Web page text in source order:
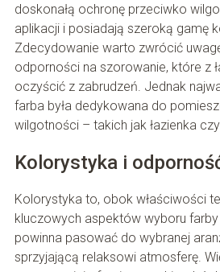
doskonałą ochronę przeciwko
aplikacji i posiadają szeroką gamę
Zdecydowanie warto zwrócić
odporności na szorowanie, które z
oczyścić z zabrudzeń. Jednak
farba była dedykowana do
wilgotności – takich jak łazienka
Kolorystyka i
Kolorystyka to, obok właściwości
kluczowych aspektów wyboru farby
powinna pasować do wybranej
sprzyjającą relaksowi atmosferę.